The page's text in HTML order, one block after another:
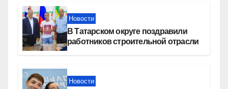
Новости
В Татарском округе поздравили
работников строительной отрасли
Новости